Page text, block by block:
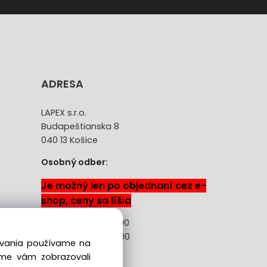
ADRESA
LAPEX s.r.o.
Budapeštianska 8
040 13 Košice
Osobný odber:
Je možný len po objednaní cez e-
shop, ceny sa líšia
Pon-Pia: 08:00 -18:00
Sobota: 08:00 - 13:00
používame na
vám zobrazovali